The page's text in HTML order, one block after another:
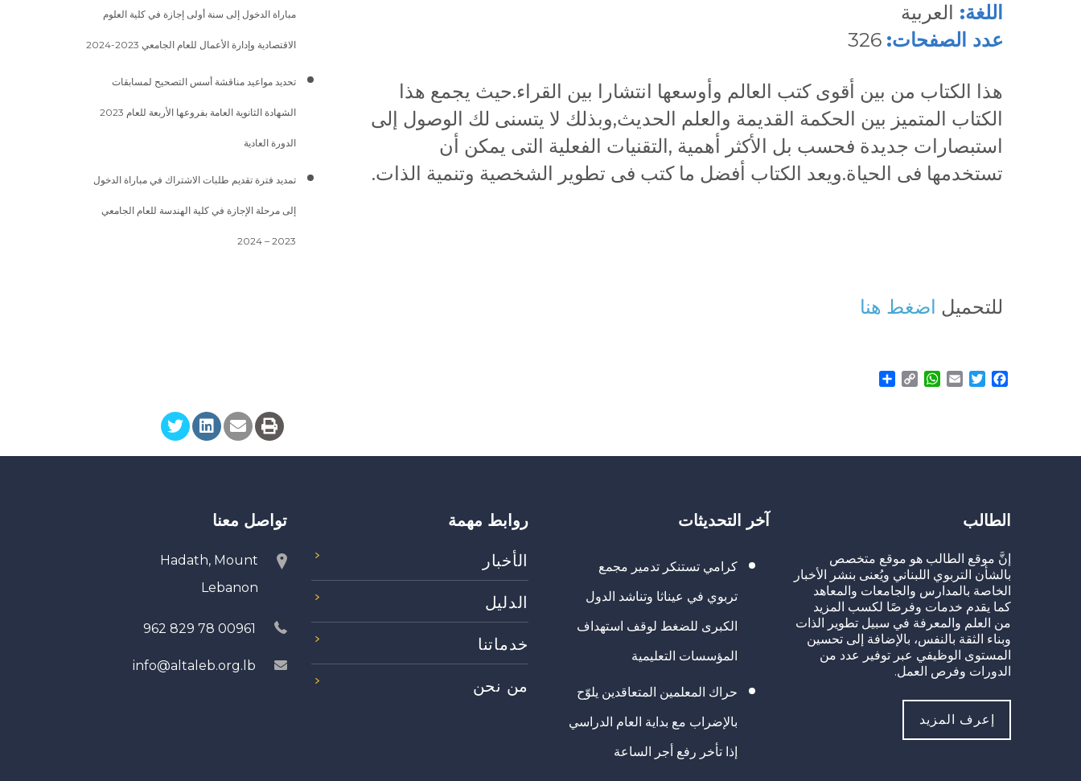
اللغة: العربية
عدد الصفحات:
هذا الكتاب من بين أقوى كتب العالم وأوسعها انتشارا بين القراء.حيث يجمع هذا
الكتاب المتميز بين الحكمة القديمة والعلم الحديث,وبذلك لا يتسنى لك الوصول إلى
استبصارات جديدة فحسب بل الأكثر أهمية ,التقنيات الفعلية التى يمكن أن
تستخدمها فى الحياة.ويعد الكتاب أفضل ما كتب فى تطوير الشخصية وتنمية الذات.
للتحميل اضغط هنا
مباراة الدخول إلى سنة أولى إجازة في كلية العلوم
الاقتصادية وإدارة الأعمال للعام الجامعي 2023-2024
تحديد مواعيد مناقشة أسس التصحيح لمسابقات
الشهادة الثانوية العامة بفروعها الأربعة للعام 2023
الدورة العادية
تمديد فترة تقديم طلبات الاشتراك في مباراة الدخول
إلى مرحلة الإجازة في كلية الهندسة للعام الجامعي
2023 – 2024
Facebook
Twitter
Email
WhatsApp
Copy
الطالب
إنَّ موقع الطالب هو موقع متخصص
بالشأن التربوي اللبناني ويُعنى بنشر الأخبار
الخاصة بالمدارس والجامعات والمعاهد
كما يقدم خدمات وفرصًا لكسب المزيد
من العلم والمعرفة في سبيل تطوير الذات
وبناء الثقة بالنفس، بالإضافة إلى تحسين
المستوى الوظيفي عبر توفير عدد من
الدورات وفرص العمل.
إعرف المزيد
آخر التحديثات
كرامي تستنكر تدمير مجمع
تربوي في عيناثا وتناشد الدول
الكبرى للضغط لوقف استهداف
المؤسسات التعليمية
حراك المعلمين المتعاقدين يلوّح
بالإضراب مع بداية العام الدراسي
إذا تأخر رفع أجر الساعة
روابط مهمة
الأخبار
الدليل
خدماتنا
من نحن
تواصل معنا
Hadath, Mount
Lebanon
00961 78 829 962
info@altaleb.org.lb